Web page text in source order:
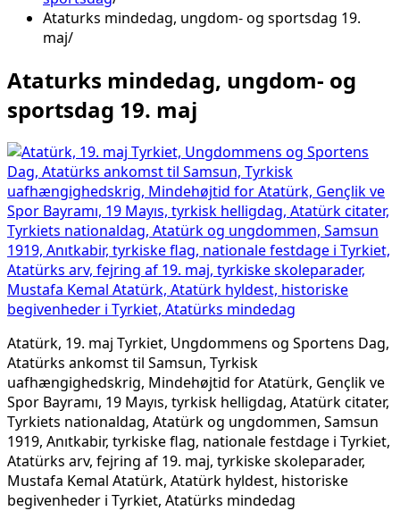
Ataturks mindedag, ungdom- og sportsdag 19.
maj
Ataturks mindedag, ungdom- og
sportsdag 19. maj
Atatürk, 19. maj Tyrkiet, Ungdommens og Sportens Dag,
Atatürks ankomst til Samsun, Tyrkisk
uafhængighedskrig, Mindehøjtid for Atatürk, Gençlik ve
Spor Bayramı, 19 Mayıs, tyrkisk helligdag, Atatürk citater,
Tyrkiets nationaldag, Atatürk og ungdommen, Samsun
1919, Anıtkabir, tyrkiske flag, nationale festdage i Tyrkiet,
Atatürks arv, fejring af 19. maj, tyrkiske skoleparader,
Mustafa Kemal Atatürk, Atatürk hyldest, historiske
begivenheder i Tyrkiet, Atatürks mindedag